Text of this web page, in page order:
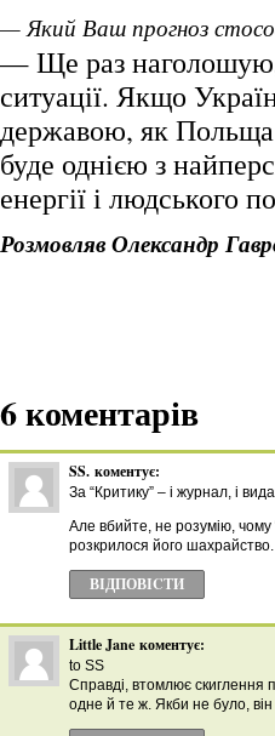
— Який Ваш прогноз
— Ще раз наголошую,
ситуації. Якщо
державою, як Польща
буде однією з
енергії і людського
Розмовляв Олександр
6 коментарів
SS. коментує:
За “Критику” – і журнал, і
Але вбийте, не розумію, чому
розкрилося його шахрайство.
ВІДПОВІCТИ
Little Jane коментує:
to SS
Справді, втомлює скиглення
одне й те ж. Якби не було,